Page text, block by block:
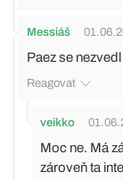
Messiáš
Paez se
Reagovat
veikko
Moc ne. Má
zároveň ta